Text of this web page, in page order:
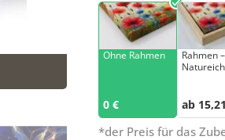
Ohne Rahmen
0 €
Rahmen –
ab
*der Preis für das